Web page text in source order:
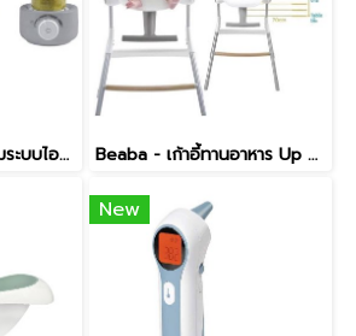
Beaba - เครื่องอุ่นนมระบบไอน้ำ 3 in 1 Beaba - เก้าอี้ทานอาหาร Up & Down High Chair
New